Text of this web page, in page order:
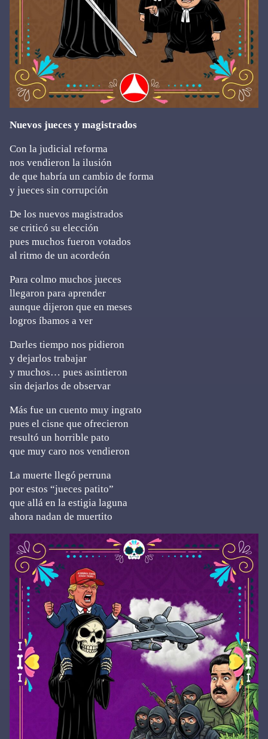
Nuevos jueces y magistrados
Con la judicial reforma
nos vendieron la ilusión
de que habría un cambio de forma
y jueces sin corrupción
De los nuevos magistrados
se criticó su elección
pues muchos fueron votados
al ritmo de un acordeón
Para colmo muchos jueces
llegaron para aprender
aunque dijeron que en meses
logros íbamos a ver
Darles tiempo nos pidieron
y dejarlos trabajar
y muchos… pues asintieron
sin dejarlos de observar
Más fue un cuento muy ingrato
pues el cisne que ofrecieron
resultó un horrible pato
que muy caro nos vendieron
La muerte llegó perruna
por estos “jueces patito”
que allá en la estigia laguna
ahora nadan de muertito